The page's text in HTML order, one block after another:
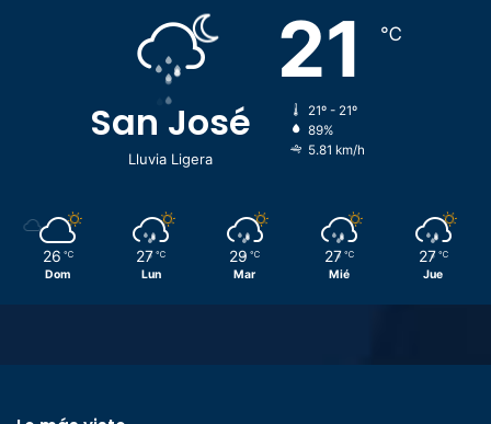
San José
Lluvia Ligera
21 ℃
21º - 21º
89%
5.81 km/h
26 ℃
Dom
27 ℃
Lun
29 ℃
Mar
27 ℃
Mié
27 ℃
Jue